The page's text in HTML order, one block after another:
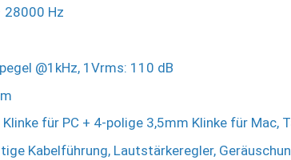
28000 Hz
@1kHz, 1Vrms: 110 dB
für PC + 4-polige 3,5mm Klinke für Mac,
Kabelführung, Lautstärkeregler,